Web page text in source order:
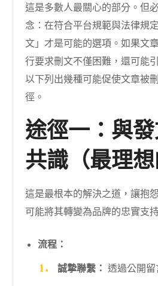
這是多數人最關心的部分。但
念：在符合平台規範與法律規
文」才是可能的選項。如果文
行要求刪文不僅困難，還可能
以下列出幾種可能促使文章被
徑。
途徑一：與
共識（最理想
這是最根本的解決之道，讓抱
可能將其轉變為品牌的忠實支
流程：
誠摯聯繫： 透過公開